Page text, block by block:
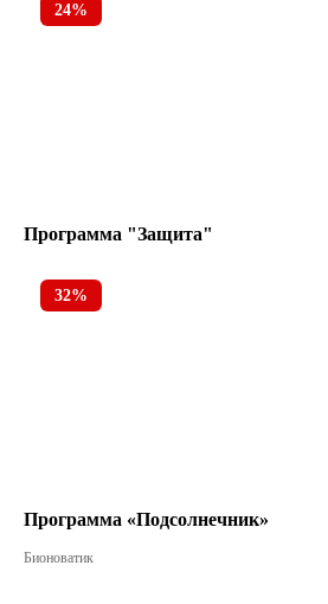
24%
Программа "Защита"
32%
Программа «Подсолнечник»
Бионоватик